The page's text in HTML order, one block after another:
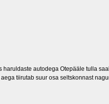
autodega Otepääle tulla
tiirutab suur osa seltskonnast